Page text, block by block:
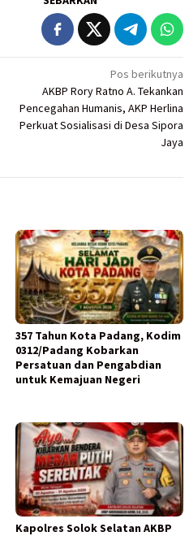
Pos berikutnya
AKBP Rory Ratno A. Tekankan
Pencegahan Humanis, AKP Herlina
Perkuat Sosialisasi di Desa Sipora
Jaya
357 Tahun Kota Padang, Kodim
0312/Padang Kobarkan
Persatuan dan Pengabdian
untuk Kemajuan Negeri
Kapolres Solok Selatan AKBP